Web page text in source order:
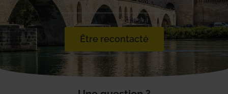
Être recontacté